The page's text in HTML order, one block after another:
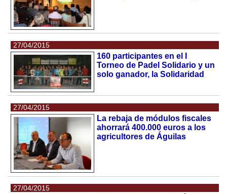
27/04/2015
160 participantes en el I
Torneo de Padel Solidario y un
solo ganador, la Solidaridad
27/04/2015
La rebaja de módulos fiscales
ahorrará 400.000 euros a los
agricultores de Águilas
27/04/2015